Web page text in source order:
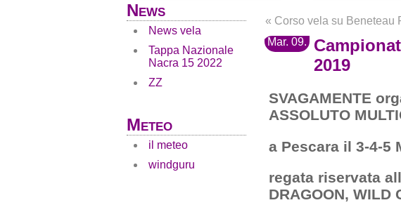
« Corso vela su Beneteau
Mar. 09.
2019
SVAGAMENTE
ASSOLUTO
a Pescara il 3-4-5
regata riservata
DRAGOON, WILD
News
News vela
Tappa Nazionale
Nacra 15 2022
ZZ
Meteo
il meteo
windguru